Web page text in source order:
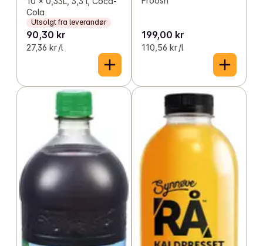
Cola
Utsolgt fra leverandør
90,30 kr
27,36 kr /l
199,00 kr
110,56 kr /l